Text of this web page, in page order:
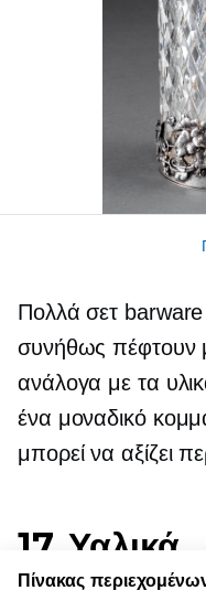
Πολλά σετ barware
συνήθως πέφτουν
ανάλογα με τα
ένα μοναδικό
μπορεί να αξίζει
17. Υαλικά
Πίνακας